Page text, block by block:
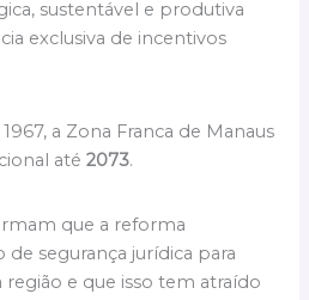
sustentável e produtiva
exclusiva de incentivos
a Zona Franca de Manaus
até2073.
que a reforma
segurança jurídica para
região e que isso tem atraído